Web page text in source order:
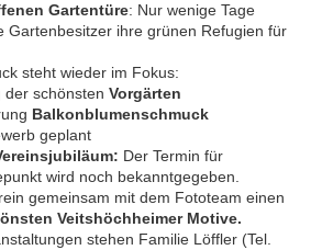
Gartentüre: Nur wenige Tage
Gartenbesitzer ihre grünen Refugien für
steht wieder im Fokus:
der schönsten Vorgärten
Balkonblumenschmuck
geplant
Der Termin für
wird noch bekanntgegeben.
gemeinsam mit dem Fototeam einen
Veitshöchheimer Motive.
stehen Familie Löffler (Tel.